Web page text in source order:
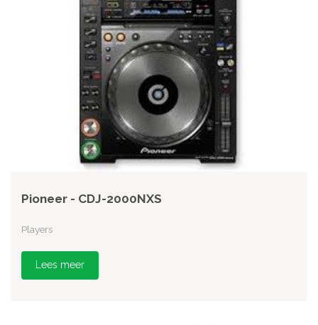
Pioneer - CDJ-2000NXS
Players
Lees meer